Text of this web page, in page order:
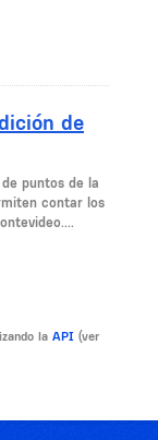
de
puntos de la
contar los
la API (ver